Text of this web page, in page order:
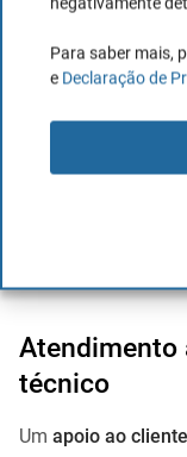
Para saber mais,
e Declaração de
Taxas e
diferentes
cobram
cobram uma taxa
Atendimento
técnico
Um apoio ao